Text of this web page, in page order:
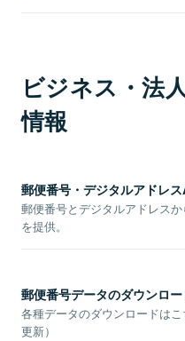
ビジネス・法
情報
郵便番号・デジタルアドレ
郵便番号とデジタルアドレス
を提供。
郵便番号データのダウンロー
各種データのダウンロードは
更新）